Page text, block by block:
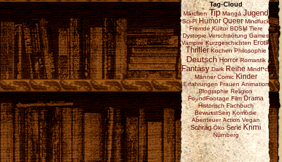
Tag-Cloud
Märchen Tip Manga Jugend
Sci-Fi Humor Queer Mindfuck
Fremde Kultur BDSM Tiere
Dystopie Verschwörung Games
Vampire Kurzgeschichten Erotik
Thriller Kochen Philosophie
Deutsch Horror Romantik
Fantasy Dark Reihe Mindf*ck
Männer Comic Kinder
Erfahrungen Frauen Animation
Biographie Religion
FoundFootage Film Drama
Historisch Fachbuch
BewusstSein Komödie
Abenteuer Action Vegan
Schräg Öko Serie Krimi
Nürnberg